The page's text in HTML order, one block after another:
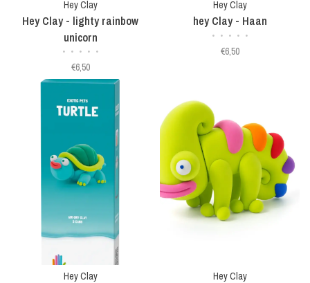
Hey Clay
Hey Clay - lighty rainbow
unicorn
• • • • •
€6,50
Hey Clay
hey Clay - Haan
• • • • •
€6,50
Hey Clay Hey Clay